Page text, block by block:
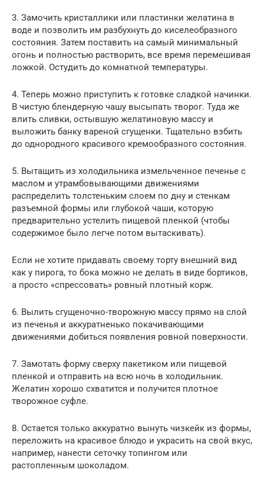
3. Замочить кристаллики или пластинки желатина в
воде и позволить им разбухнуть до киселеобразного
состояния. Затем поставить на самый минимальный
огонь и полностью растворить, все время перемешивая
ложкой. Остудить до комнатной температуры.
4. Теперь можно приступить к готовке сладкой начинки.
В чистую блендерную чашу высыпать творог. Туда же
влить сливки, остывшую желатиновую массу и
выложить банку вареной сгущенки. Тщательно взбить
до однородного красивого кремообразного состояния.
5. Вытащить из холодильника измельченное печенье с
маслом и утрамбовывающими движениями
распределить толстеньким слоем по дну и стенкам
разъемной формы или глубокой чаши, которую
предварительно устелить пищевой пленкой (чтобы
содержимое было легче потом вытаскивать).
Если не хотите придавать своему торту внешний вид
как у пирога, то бока можно не делать в виде бортиков,
а просто «спрессовать» ровный плотный корж.
6. Вылить сгущеночно-творожную массу прямо на слой
из печенья и аккуратненько покачивающими
движениями добиться появления ровной поверхности.
7. Замотать форму сверху пакетиком или пищевой
пленкой и отправить на всю ночь в холодильник.
Желатин хорошо схватится и получится плотное
творожное суфле.
8. Остается только аккуратно вынуть чизкейк из формы,
переложить на красивое блюдо и украсить на свой вкус,
например, нанести сеточку топингом или
растопленным шоколадом.